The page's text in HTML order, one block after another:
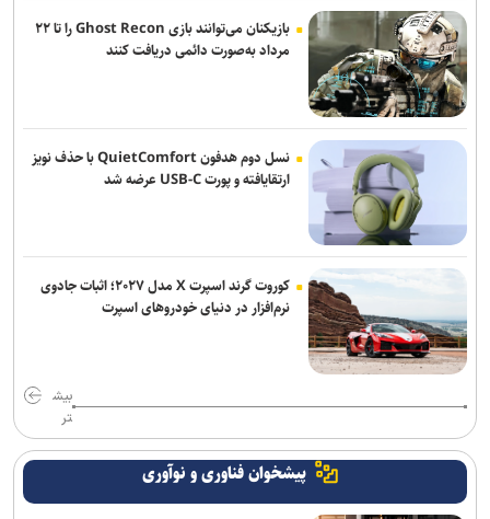
شرایط ورود به جشنواره رازی؛ اچ‌ایندکس ۲۰ برای محققان برجسته
خبرنگاران در خط مقدم روایت حقیقت و صیانت از هویت و عزت ملی قرار
دارند
بررسی راهکار‌های تاب آوری و خدمات مستمر آب در شرایط جنگی
آغاز ثبت‌نام دهمین دوره طرح شهید احمدی‌روشن ویژه استادان متقاضی
راهبری هسته‌های مسئله‌محور
بازیکنان می‌توانند بازی Ghost Recon را تا ۲۲
مرداد به‌صورت دائمی دریافت کنند
نسل دوم هدفون QuietComfort با حذف نویز
ارتقایافته و پورت USB-C عرضه شد
کوروت گرند اسپرت X مدل ۲۰۲۷؛ اثبات جادوی
نرم‌افزار در دنیای خودروهای اسپرت
بیش
تر
پیشخوان فناوری و نوآوری